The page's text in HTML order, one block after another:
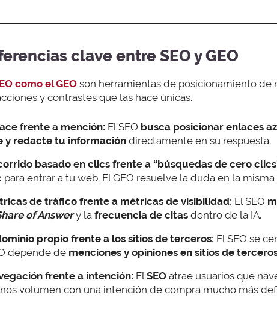
clave entre SEO y GEO
como el GEO son herramientas de posicionamiento de
y contrastes que las hace únicas.
frente a mención: El SEO busca posicionar enlaces
y redacte tu información directamente en su respuesta.
basado en clics frente a “búsquedas de cero
para entrar a tu web. El GEO resuelve la duda en la
de tráfico frente a métricas de visibilidad: El SEO
of Answery la frecuencia de citas dentro de la IA.
propio frente a los sitios de terceros: El SEO se
depende de menciones y opiniones en sitios de
frente a intención: El SEO atrae usuarios que
volumen con una intención de compra mucho más